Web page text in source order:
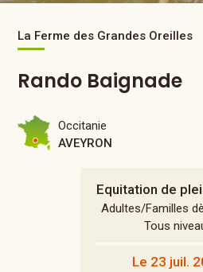
La Ferme des Grandes Oreilles
Rando Baignade
Equitation de
Adultes/Familles
Tous
Le 23 juil.
Occitanie
AVEYRON